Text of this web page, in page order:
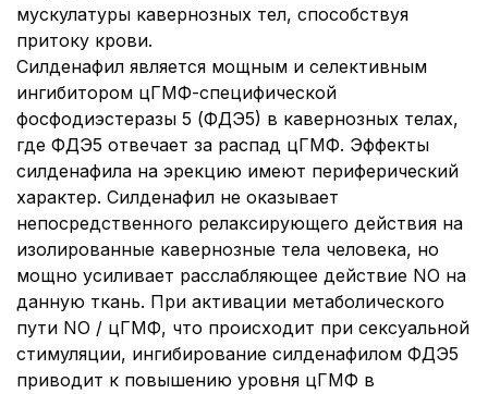
мускулатуры кавернозных тел, способствуя
притоку крови.
Силденафил является мощным и селективным
ингибитором цГМФ-специфической
фосфодиэстеразы 5 (ФДЭ5) в кавернозных телах,
где ФДЭ5 отвечает за распад цГМФ. Эффекты
силденафила на эрекцию имеют периферический
характер. Силденафил не оказывает
непосредственного релаксирующего действия на
изолированные кавернозные тела человека, но
мощно усиливает расслабляющее действие NO на
данную ткань. При активации метаболического
пути NO / цГМФ, что происходит при сексуальной
стимуляции, ингибирование силденафилом ФДЭ5
приводит к повышению уровня цГМФ в